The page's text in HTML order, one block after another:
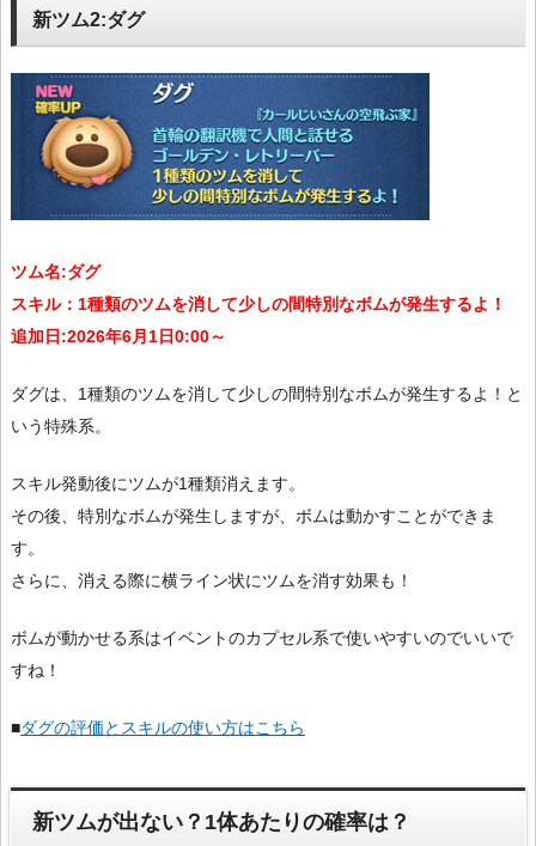
新ツム2:ダグ
ツム名:ダグ
スキル：1種類のツムを消して少しの間特別なボムが発生するよ！
追加日:2026年6月1日0:00～
ダグは、1種類のツムを消して少しの間特別なボムが発生するよ！と
いう特殊系。
スキル発動後にツムが1種類消えます。
その後、特別なボムが発生しますが、ボムは動かすことができま
す。
さらに、消える際に横ライン状にツムを消す効果も！
ボムが動かせる系はイベントのカプセル系で使いやすいのでいいで
すね！
■ダグの評価とスキルの使い方はこちら
新ツムが出ない？1体あたりの確率は？